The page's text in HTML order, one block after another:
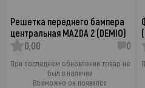
Решетка переднего бампера
центральная MAZDA 2 (DEMIO)
0,00
0
При последнем обновлении товар не
был в наличии.
Возможно он появился.